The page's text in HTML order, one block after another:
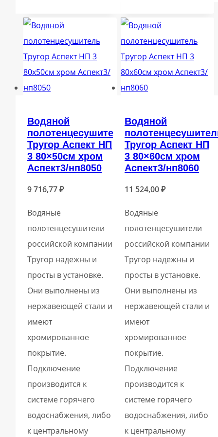
Водяной
полотенцесушитель
Тругор Аспект НП
3 80×50см хром
Аспект3/нп8050
9 716,77₽
Водяные
полотенцесушители
российской компании
Тругор надежны и
просты в установке.
Они выполнены из
нержавеющей стали и
имеют
хромированное
покрытие.
Подключение
производится к
системе горячего
водоснабжения, либо
к центральному
Водяной
Тругор Аспект НП
3 80×60см хром
Аспект3/нп8060
11 524,00₽
Водяные
полотенцесушители
российской компании
Тругор надежны и
просты в установке.
Они выполнены из
нержавеющей стали и
имеют
хромированное
покрытие.
Подключение
производится к
системе горячего
водоснабжения, либо
к центральному